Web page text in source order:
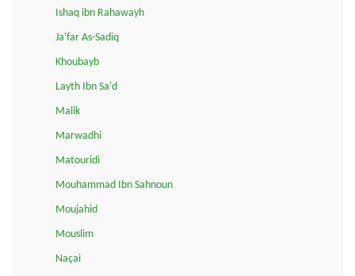
Ishaq ibn Rahawayh
Ja'far As-Sadiq
Khoubayb
Layth Ibn Sa'd
Malik
Marwadhi
Matouridi
Mouhammad Ibn Sahnoun
Moujahid
Mouslim
Naçai